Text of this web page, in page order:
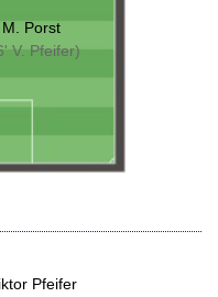
M. Porst
V. Pfeifer)
Pfeifer